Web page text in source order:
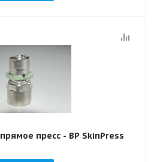
пресс - ВР SkinPress